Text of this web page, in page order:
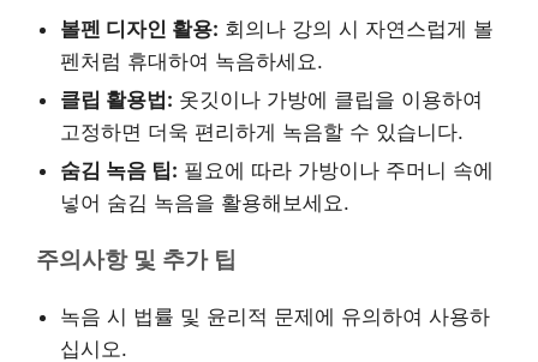
볼펜 디자인 활용: 회의나 강의 시 자연스럽게 볼
펜처럼 휴대하여 녹음하세요.
클립 활용법: 옷깃이나 가방에 클립을 이용하여
고정하면 더욱 편리하게 녹음할 수 있습니다.
숨김 녹음 팁: 필요에 따라 가방이나 주머니 속에
넣어 숨김 녹음을 활용해보세요.
주의사항 및 추가 팁
녹음 시 법률 및 윤리적 문제에 유의하여 사용하
십시오.